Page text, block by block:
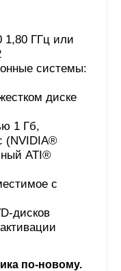
ГГц или
системы:
диске
1 Гб,
(NVIDIA®
ATI®
с
дисков
по-новому.